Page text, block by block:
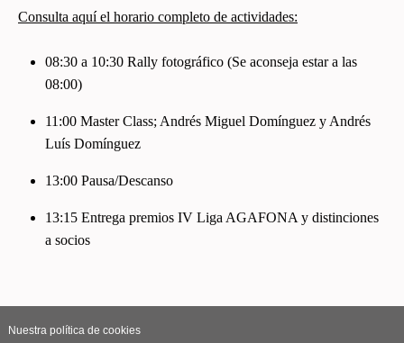
Consulta aquí el horario completo de actividades:
08:30 a 10:30 Rally fotográfico (Se aconseja estar a las
08:00)
11:00 Master Class; Andrés Miguel Domínguez y Andrés
Luís Domínguez
13:00 Pausa/Descanso
13:15 Entrega premios IV Liga AGAFONA y distinciones
a socios
Nuestra política de cookies